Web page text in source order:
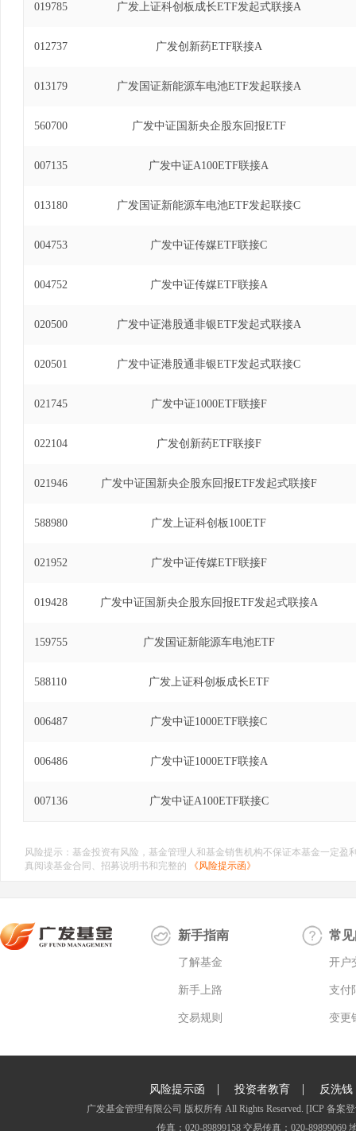
019785 广发上证科创板成长ETF发起式联接A
012737 广发创新药ETF联接A
013179 广发国证新能源车电池ETF发起联接A
560700 广发中证国新央企股东回报ETF
007135 广发中证A100ETF联接A
013180 广发国证新能源车电池ETF发起联接C
004753 广发中证传媒ETF联接C
004752 广发中证传媒ETF联接A
020500 广发中证港股通非银ETF发起式联接A
020501 广发中证港股通非银ETF发起式联接C
021745 广发中证1000ETF联接F
022104 广发创新药ETF联接F
021946 广发中证国新央企股东回报ETF发起式联接F
588980 广发上证科创板100ETF
021952 广发中证传媒ETF联接F
019428 广发中证国新央企股东回报ETF发起式联接A
159755 广发国证新能源车电池ETF
588110 广发上证科创板成长ETF
006487 广发中证1000ETF联接C
006486 广发中证1000ETF联接A
007136 广发中证A100ETF联接C
风险提示：基金投资有风险，基金管理人和基金销售机构不保证本基金一定
真阅读基金合同、招募说明书和完整的
《风险提示函》
新手指南
了解基金
新手上路
交易规则
常
开户
支付
变更
风险提示函 | 投资者教育 | 反洗钱
广发基金管理有限公司 版权所有 All Rights Reserved. [ICP 备案
传真：020-89899158 交易传真：020-